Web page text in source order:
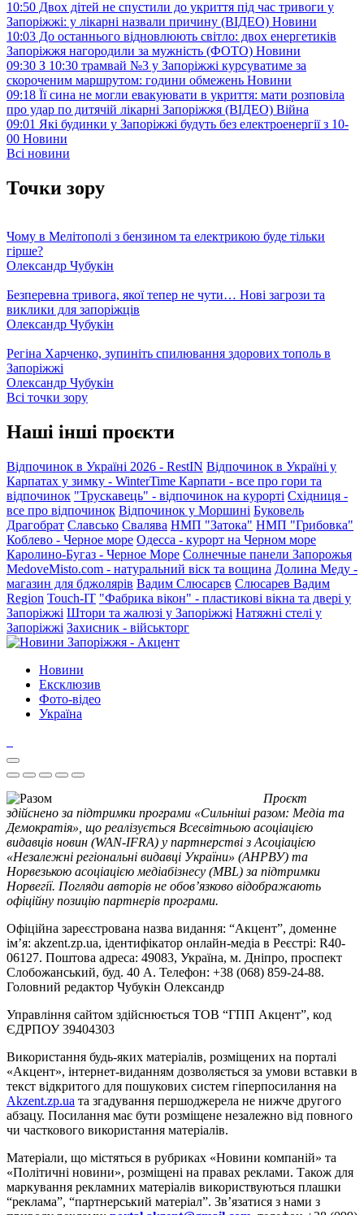
10:50 Двох дітей не спустили до укриття під час тривоги у
Запоріжжі: у лікарні назвали причину (ВІДЕО) Новини
10:03 До останнього відновлюють світло: двох енергетиків
Запоріжжя нагородили за мужність (ФОТО) Новини
09:30 З 10:30 трамвай №3 у Запоріжжі курсуватиме за
скороченим маршрутом: години обмежень Новини
09:18 Її сина не могли евакуювати в укриття: мати розповіла
про удар по дитячій лікарні Запоріжжя (ВІДЕО) Війна
09:01 Які будинки у Запоріжжі будуть без електроенергії з 10-
00 Новини
Всі новини
Точки зору
Чому в Мелітополі з бензином та електрикою буде тільки
гірше?
Олександр Чубукін
Безперевна тривога, якої тепер не чути… Нові загрози та
виклики для запоріжців
Олександр Чубукін
Регіна Харченко, зупиніть спилювання здорових тополь в
Запоріжжі
Олександр Чубукін
Всі точки зору
Наші інші проєкти
Відпочинок в Україні 2026 - RestIN Відпочинок в Україні у
Карпатах у зимку - WinterTime Карпати - все про гори та
відпочинок "Трускавець" - відпочинок на курорті Східниця -
все про відпочинок Відпочинок у Моршині Буковель
Драгобрат Славсько Свалява НМП "Затока" НМП "Грибовка"
Коблево - Черное море Одесса - курорт на Черном море
Каролино-Бугаз - Черное Море Солнечные панели Запорожья
MedoveMisto.com - натуральний віск та вощина Долина Меду -
магазин для бджолярів Вадим Слюсарєв Слюсарев Вадим
Region Touch-IT "Фабрика вікон" - пластикові вікна та двері у
Запоріжжі Штори та жалюзі у Запоріжжі Натяжні стелі у
Запоріжжі Захисник - військторг
Новини
Ексклюзив
Фото-відео
Україна
Проєкт
здійснено за підтримки програми «Сильніші разом: Медіа та
Демократія», що реалізується Всесвітньою асоціацією
видавців новин (WAN-IFRA) у партнерстві з Асоціацією
«Незалежні регіональні видавці України» (АНРВУ) та
Норвезькою асоціацією медіабізнесу (MBL) за підтримки
Норвегії. Погляди авторів не обов’язково відображають
офіційну позицію партнерів програми.
Офіційна зареєстрована назва видання: “Акцент”, доменне
ім’я: akzent.zp.ua, ідентифікатор онлайн-медіа в Реєстрі: R40-
06127. Поштова адреса: 49083, Україна, м. Дніпро, проспект
Слобожанський, буд. 40 А. Телефон: +38 (068) 859-24-88.
Головний редактор Чубукін Олександр
Управління сайтом здійснюється ТОВ “ГПП Акцент”, код
ЄДРПОУ 39404303
Використання будь-яких матеріалів, розміщених на порталі
«Акцент», інтернет-виданням дозволяється за умови вставки в
текст відкритого для пошукових систем гіперпосилання на
Akzent.zp.ua та згадування першоджерела не нижче другого
абзацу. Посилання має бути розміщене незалежно від повного
чи часткового використання матеріалів.
Матеріали, що містяться в рубриках «Новини компаній» та
«Політичні новини», розміщені на правах реклами. Також для
маркування рекламних матеріалів використвуються плашки
“реклама”, “партнерський матеріал”. Зв’язатися з нами з